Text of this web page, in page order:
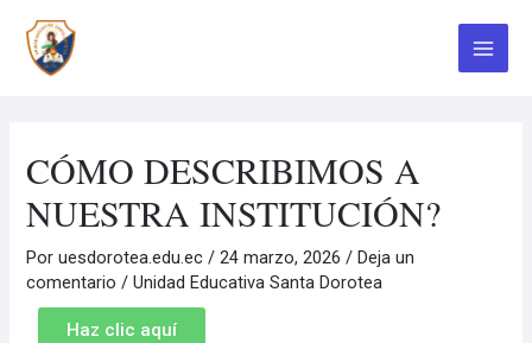
contenido
Main
Menu
CÓMO DESCRIBIMOS A
NUESTRA INSTITUCIÓN?
Poruesdorotea.edu.ec/24 marzo, 2026/Deja un
comentario /Unidad Educativa Santa Dorotea
Haz clic aquí
de
entradas